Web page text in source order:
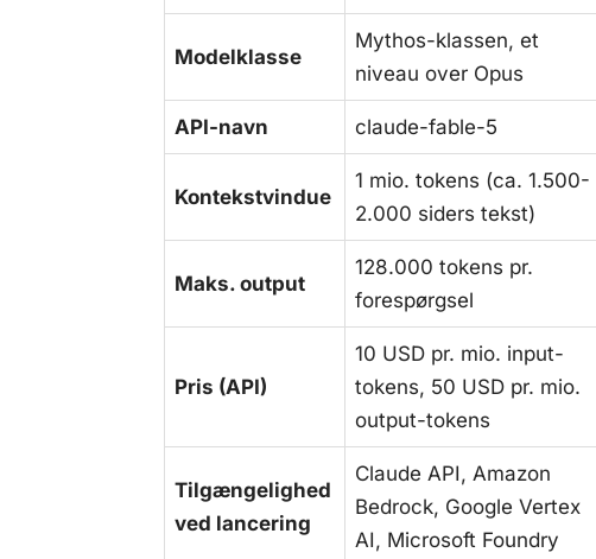
Modelklasse
Mythos-klassen, et
niveau over Opus
API-navn claude-fable-5
Kontekstvindue
1 mio. tokens (ca. 1.500-
2.000 siders tekst)
Maks. output
128.000 tokens pr.
forespørgsel
Pris (API)
10 USD pr. mio. input-
tokens, 50 USD pr. mio.
output-tokens
Tilgængelighed
ved lancering
Claude API, Amazon
Bedrock, Google Vertex
AI, Microsoft Foundry